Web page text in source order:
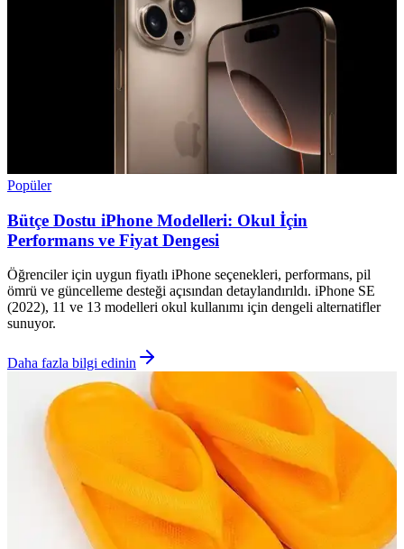
Popüler
Bütçe Dostu iPhone Modelleri: Okul İçin
Performans ve Fiyat Dengesi
Öğrenciler için uygun fiyatlı iPhone seçenekleri, performans, pil
ömrü ve güncelleme desteği açısından detaylandırıldı. iPhone SE
(2022), 11 ve 13 modelleri okul kullanımı için dengeli alternatifler
sunuyor.
Daha fazla bilgi edinin